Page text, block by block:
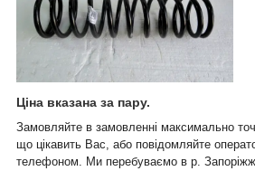
Ціна вказана за пару.
Замовляйте в замовленні максимально
що цікавить Вас, або повідомляйте
телефоном. Ми перебуваємо в р.